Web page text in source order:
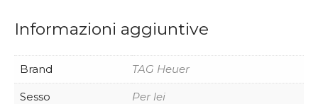
Informazioni aggiuntive
Brand TAG Heuer
Sesso Per lei